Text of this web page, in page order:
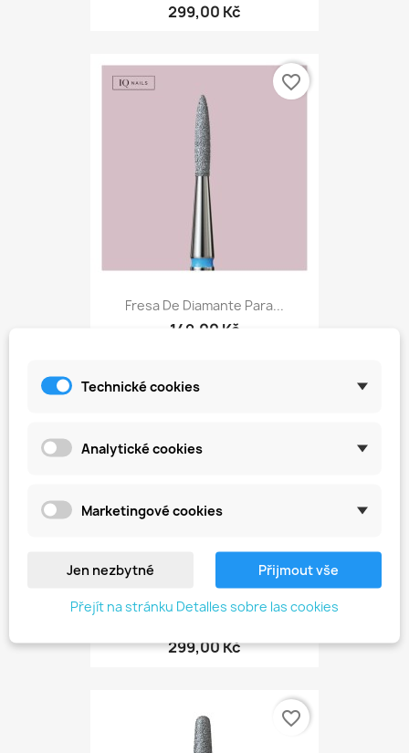
299,00 Kč
Fresa De Diamante Para...
149,00 Kč
favorite_border
299,00 Kč
favorite_border
Technické cookies
Analytické cookies
Marketingové cookies
Jen nezbytné Přijmout vše
Přejít na stránku Detalles sobre las cookies